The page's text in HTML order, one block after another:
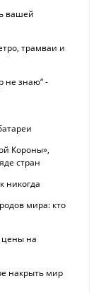
вашей
трамваи и
не знаю“ -
Короны»,
стран
никогда
мира: кто
цены на
накрыть мир